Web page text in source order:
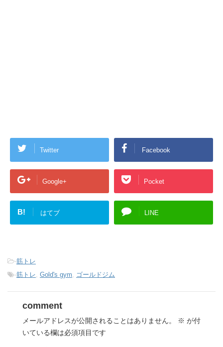
Twitter Facebook
Google+ Pocket
B! はてブ LINE
-筋トレ
-筋トレ, Gold's gym, ゴールドジム
comment
メールアドレスが公開されることはありません。 ※ が付
いている欄は必須項目です